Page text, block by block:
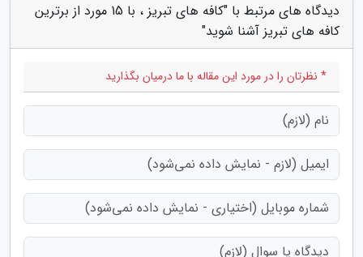
دیدگاه های مرتبط با "کافه های تبریز ، با 15 مورد از برترین
کافه های تبریز آشنا شوید"
* نظرتان را در مورد این مقاله با ما درمیان بگذارید